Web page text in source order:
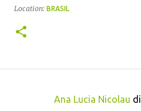
Location: BRASIL
Ana Lucia Nicolau